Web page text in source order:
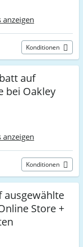
anzeigen
Konditionen
auf
bei Oakley
anzeigen
Konditionen
ausgewählte
Store +